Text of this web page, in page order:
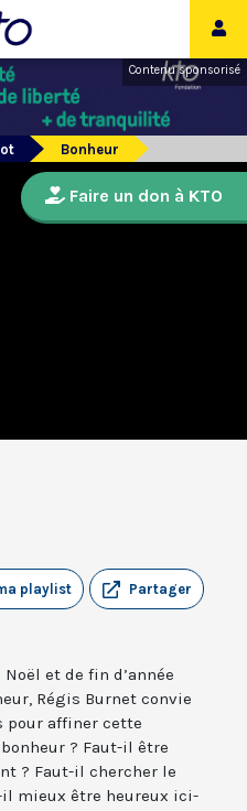
Contenu sponsorisé
Bonheur
Partager
playlist
et de fin d’année
Régis Burnet convie
pour affiner cette
? Faut-il être
? Faut-il chercher le
mieux être heureux ici-
Faire un don à KTO